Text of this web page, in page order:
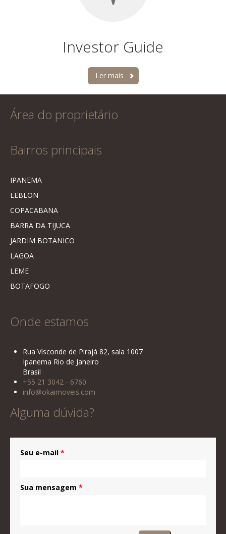
Investor Guide
Ler mais
Área do proprietário
Bairros principais
IPANEMA
LEBLON
COPACABANA
BARRA DA TIJUCA
JARDIM BOTANICO
LAGOA
LEME
BOTAFOGO
Onde estamos
Rua Visconde de Pirajá 82, sala 1007
Ipanema Rio de Janeiro
Brasil
+55 21 3042 - 6760
info@okaimoveis.com
Alguma dúvida?
Seu e-mail *
Sua mensagem *